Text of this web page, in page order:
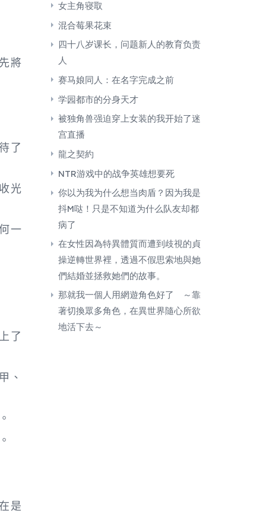
將
了
光
一
了
、
是
女主角寝取
混合莓果花束
四十八岁课长，问题新人的教育负责
人
赛马娘同人：在名字完成之前
学园都市的分身天才
被独角兽强迫穿上女装的我开始了迷
宫直播
龍之契約
NTR游戏中的战争英雄想要死
你以为我为什么想当肉盾？因为我是
抖M哒！只是不知道为什么队友却都
病了
在女性因為特異體質而遭到歧視的貞
操逆轉世界裡，透過不假思索地與她
們結婚並拯救她們的故事。
那就我一個人用網遊角色好了 ～靠
著切換眾多角色，在異世界隨心所欲
地活下去～